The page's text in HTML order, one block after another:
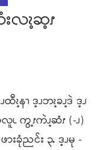
လၩ့ဆ့ၭ
ထီၩ့နၫ ဒ့ၪဘၩ့ခၪ့ဒဲ ဒ့ၪ
လူၬ ကွ့ၭကဲၪ့ဆံၭ (-ၪ)
ားခုံညင်း ၃ႉ ဒ့ၪမု -